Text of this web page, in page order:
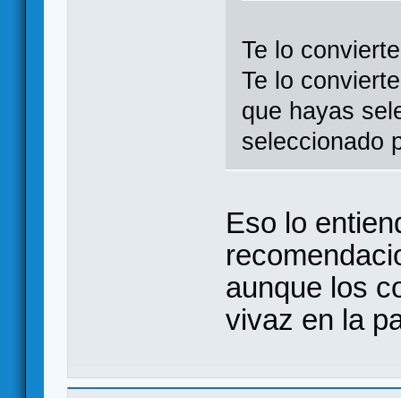
Te lo
Te lo
que hayas
seleccionado
Eso lo
aunque los
vivaz en la